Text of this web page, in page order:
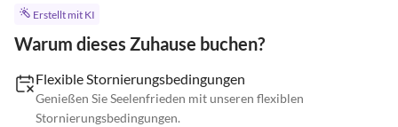
Erstellt mit KI
Warum dieses Zuhause buchen?
Flexible Stornierungsbedingungen
Genießen Sie Seelenfrieden mit unseren flexiblen
Stornierungsbedingungen.